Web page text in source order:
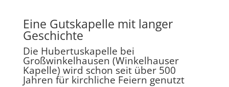
Eine Gutskapelle mit langer
Geschichte
Die Hubertuskapelle bei
Großwinkelhausen (Winkelhauser
Kapelle) wird schon seit über 500
Jahren für kirchliche Feiern genutzt